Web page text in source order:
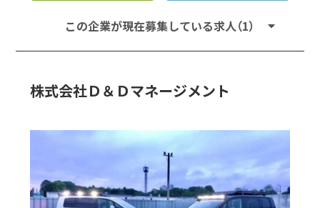
この企業が現在募集している求人（1）
株式会社Ｄ＆Ｄマネージメント